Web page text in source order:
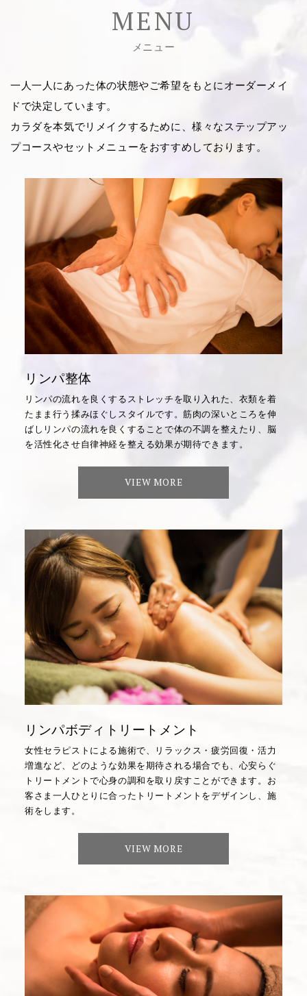
MENU
メニュー
一人一人にあった体の状態やご希望をもとにオーダーメイ
ドで決定しています。
カラダを本気でリメイクするために、様々なステップアッ
プコースやセットメニューをおすすめしております。
リンパ整体
リンパの流れを良くするストレッチを取り入れた、衣類を着
たまま行う揉みほぐしスタイルです。筋肉の深いところを伸
ばしリンパの流れを良くすることで体の不調を整えたり、脳
を活性化させ自律神経を整える効果が期待できます。
VIEW MORE
リンパボディトリートメント
女性セラピストによる施術で、リラックス・疲労回復・活力
増進など、どのような効果を期待される場合でも、心安らぐ
トリートメントで心身の調和を取り戻すことができます。お
客さま一人ひとりに合ったトリートメントをデザインし、施
術をします。
VIEW MORE